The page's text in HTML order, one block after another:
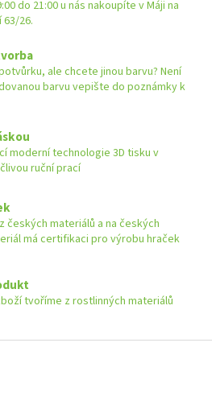
y
p
i
s
do 21:00 u nás nakoupíte v Máji na
26.
ale chcete jinou barvu? Není
barvu vepište do poznámky k
moderní technologie 3D tisku v
ruční prací
českých materiálů a na českých
má certifikaci pro výrobu hraček
tvoříme z rostlinných materiálů